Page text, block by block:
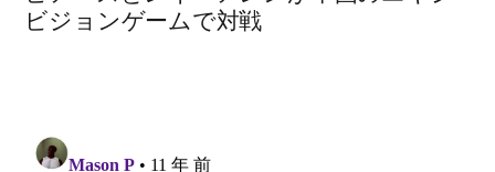
ビジョンゲームで対戦